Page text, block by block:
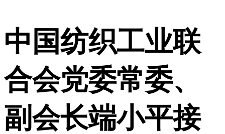
中国纺织工业联
合会党委常委、
副会长端小平接